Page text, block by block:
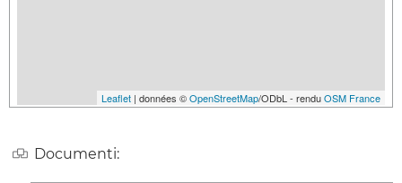
Leaflet | données ©OpenStreetMap/ODbL - renduOSM France
Documenti: